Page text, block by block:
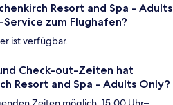
Resort and Spa - Adults
zum Flughafen?
ist verfügbar.
Check-out-Zeiten hat
Resort and Spa - Adults Only?